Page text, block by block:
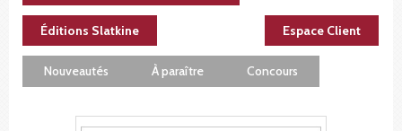
Éditions Slatkine Espace Client
Nouveautés À paraître Concours